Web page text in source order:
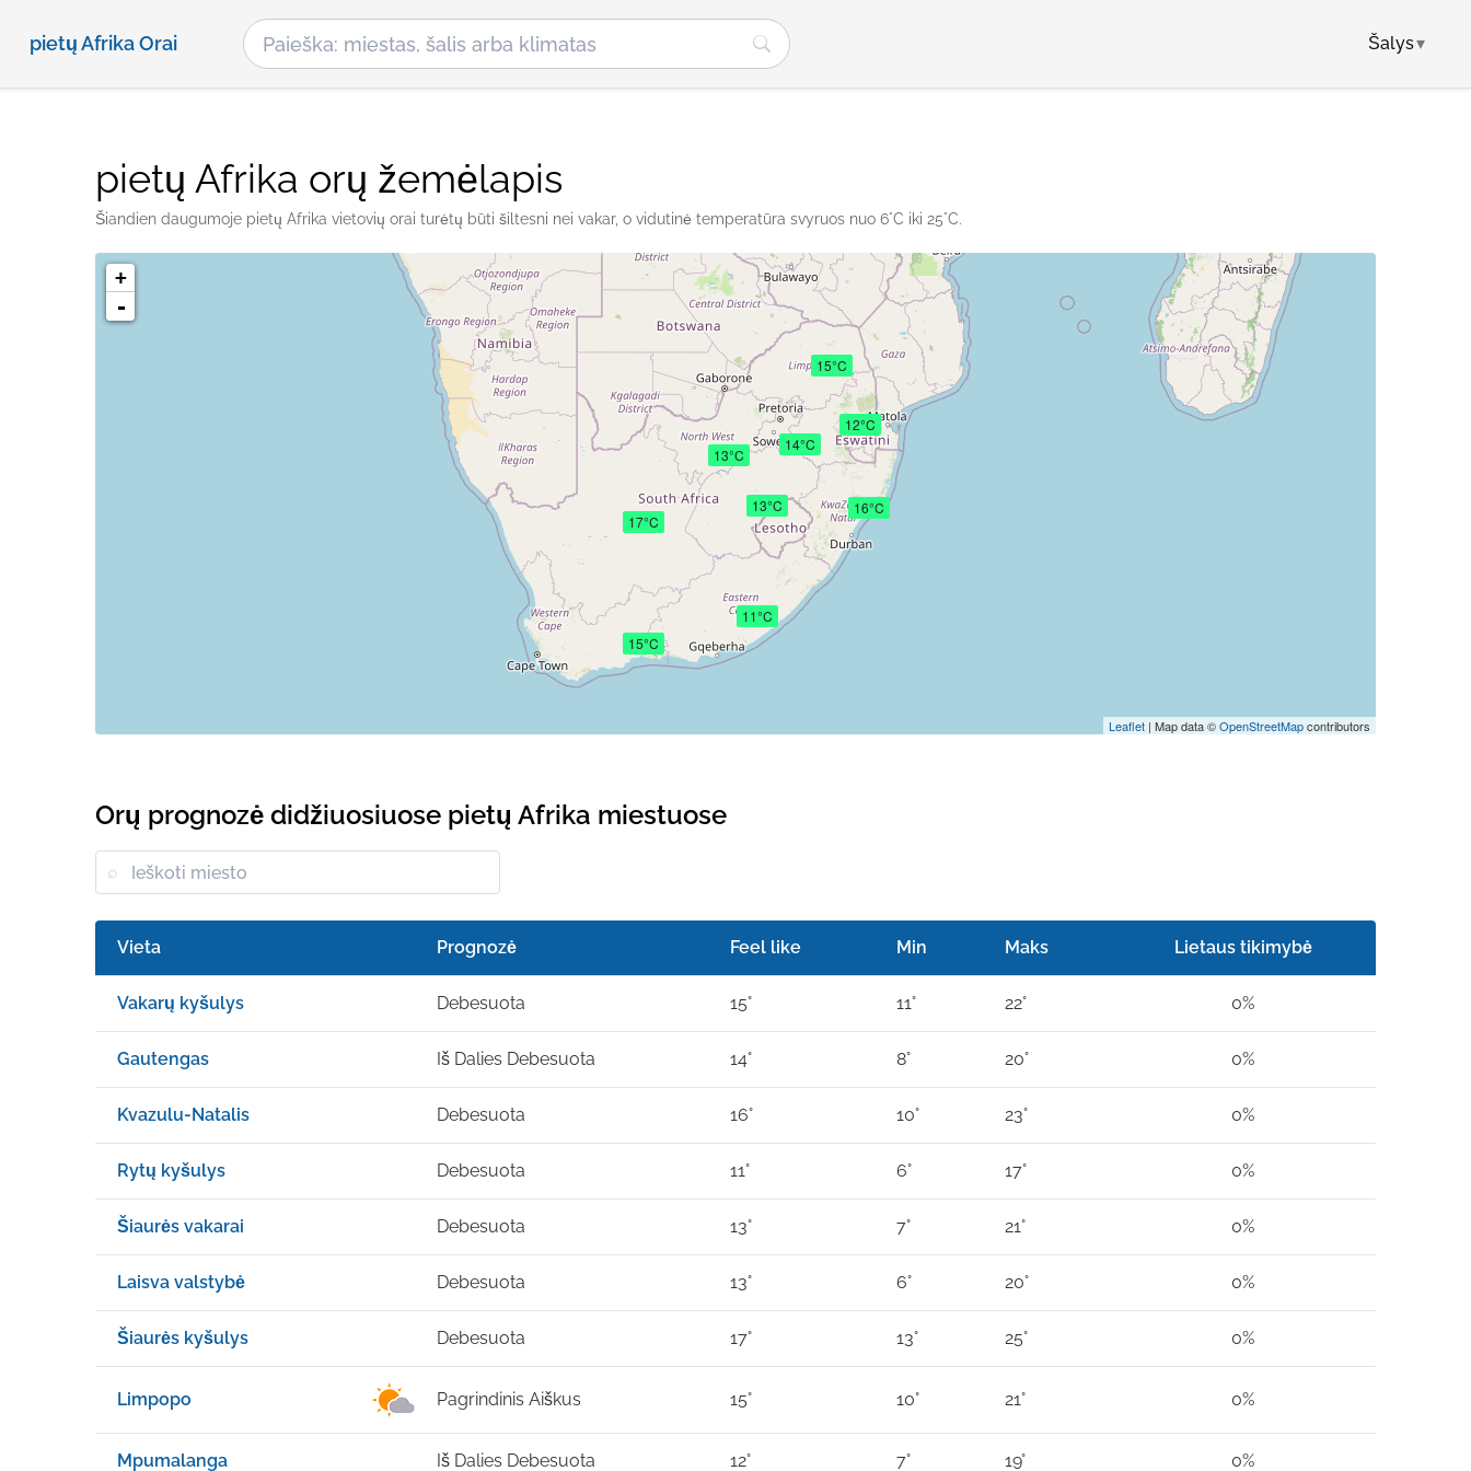
pietų Afrika Orai Šalys▾
pietų Afrika orų žemėlapis
Šiandien daugumoje pietų Afrika vietovių orai turėtų būti šiltesni nei vakar, o vidutinė temperatūra svyruos nuo 6°C iki 25°C.
15°C
14°C
16°C
11°C
13°C
13°C
17°C
15°C
12°C
+
-
Leaflet | Map data ©OpenStreetMapcontributors
Orų prognozė didžiuosiuose pietų Afrika miestuose
Vieta Prognozė Feel like Min Maks Lietaus tikimybė
Vakarų kyšulys Debesuota 15° 11° 22° 0%
Gautengas Iš Dalies Debesuota 14° 8° 20° 0%
Kvazulu-Natalis Debesuota 16° 10° 23° 0%
Rytų kyšulys Debesuota 11° 6° 17° 0%
Šiaurės vakarai Debesuota 13° 7° 21° 0%
Laisva valstybė Debesuota 13° 6° 20° 0%
Šiaurės kyšulys Debesuota 17° 13° 25° 0%
Limpopo Pagrindinis Aiškus 15° 10° 21° 0%
Mpumalanga Iš Dalies Debesuota 12° 7° 19° 0%